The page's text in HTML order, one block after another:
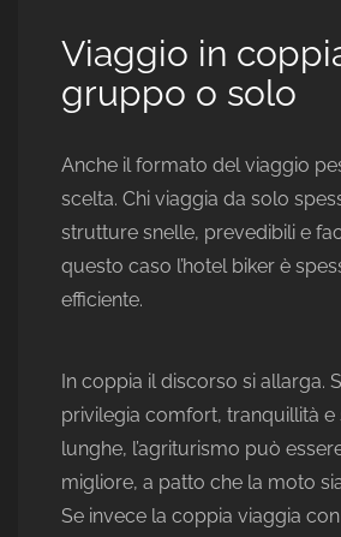
Viaggio in
gruppo o solo
Anche il formato del viaggio
scelta. Chi viaggia da solo
strutture snelle, prevedibili e
questo caso l’hotel biker è
efficiente.
In coppia il discorso si allarga.
privilegia comfort, tranquillità e
lunghe, l’agriturismo può
migliore, a patto che la moto
Se invece la coppia viaggia